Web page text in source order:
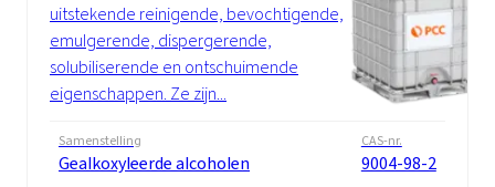
uitstekende reinigende, bevochtigende,
emulgerende, dispergerende,
solubiliserende en ontschuimende
eigenschappen. Ze zijn...
Samenstelling
Gealkoxyleerde alcoholen
CAS-nr.
9004-98-2